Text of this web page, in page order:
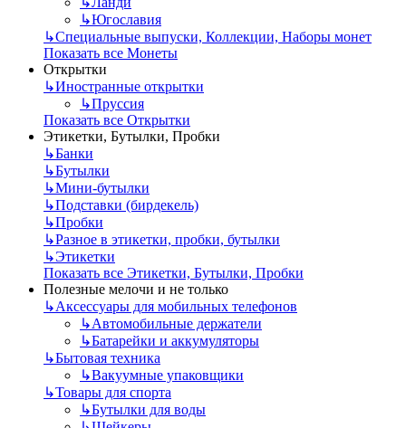
↳Югославия
↳Специальные выпуски, Коллекции, Наборы монет
Показать все Монеты
Открытки
↳Иностранные открытки
↳Пруссия
Показать все Открытки
Этикетки, Бутылки, Пробки
↳Банки
↳Бутылки
↳Мини-бутылки
↳Подставки (бирдекель)
↳Пробки
↳Разное в этикетки, пробки, бутылки
↳Этикетки
Показать все Этикетки, Бутылки, Пробки
Полезные мелочи и не только
↳Аксессуары для мобильных телефонов
↳Автомобильные держатели
↳Батарейки и аккумуляторы
↳Бытовая техника
↳Вакуумные упаковщики
↳Товары для спорта
↳Бутылки для воды